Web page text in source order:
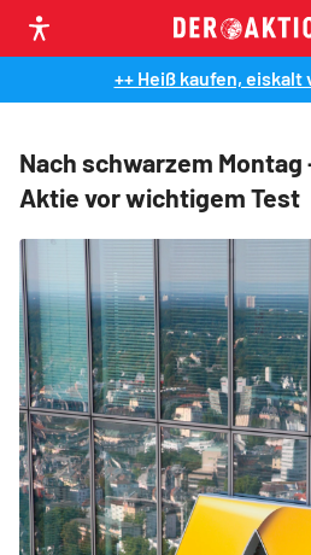
++ Heiß kaufen, eiskalt
Nach schwarzem
Aktie vor wichtigem Test